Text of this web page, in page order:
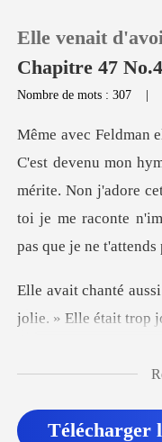
Recharger
Déconnexion
Elle venait
Chapitre 47
Nombre de mots : 307
mérite. Non j'adore
Télécharger